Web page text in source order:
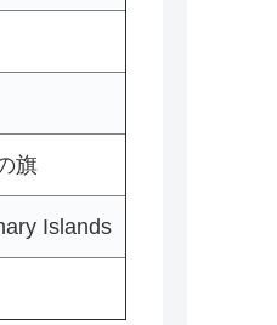
旗
Islands